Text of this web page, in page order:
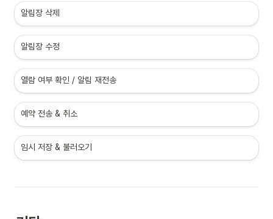
알림장 삭제
알림장 수정
열람 여부 확인 / 알림 재전송
예약 전송 & 취소
임시 저장 & 불러오기